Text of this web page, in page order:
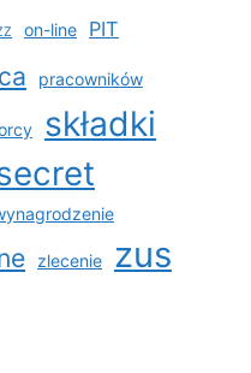
on-line PIT
pracowników
składki
zlecenie zus